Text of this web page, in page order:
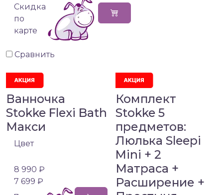
Cкидка
по
карте
Сравнить
Ванночка
Stokke Flexi Bath
Макси
Цвет
8 990 ₽
7 699 ₽
Комплект
Stokke 5
предметов:
Люлька Sleepi
Mini + 2
Матраса +
Расширение +